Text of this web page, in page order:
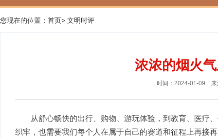
您现在的位置： 首页> 文明时评
浓浓的烟火
时间：2024-01-09
从舒心畅快的出行、购物、游玩体验，到教育、医疗
织牢，也需要我们每个人在属于自己的赛道和征程上再接